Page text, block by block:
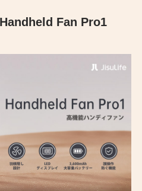
Fan Pro1